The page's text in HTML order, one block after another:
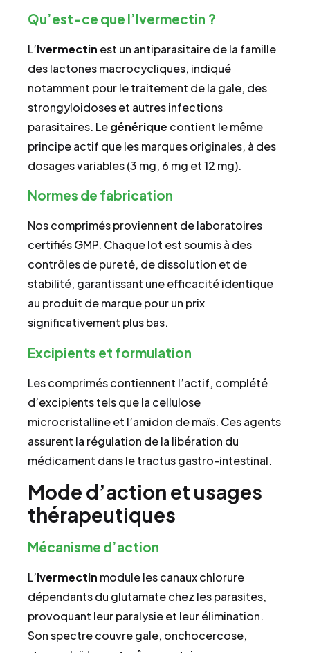
Qu’est-ce que l’Ivermectin ?
L’Ivermectin est un antiparasitaire de la famille
des lactones macrocycliques, indiqué
notamment pour le traitement de la gale, des
strongyloidoses et autres infections
parasitaires. Legénérique contient le même
principe actif que les marques originales, à des
dosages variables (3 mg, 6 mg et 12 mg).
Normes de fabrication
Nos comprimés proviennent de laboratoires
certifiés GMP. Chaque lot est soumis à des
contrôles de pureté, de dissolution et de
stabilité, garantissant une efficacité identique
au produit de marque pour un prix
significativement plus bas.
Excipients et formulation
Les comprimés contiennent l’actif, complété
d’excipients tels que la cellulose
microcristalline et l’amidon de maïs. Ces agents
assurent la régulation de la libération du
médicament dans le tractus gastro-intestinal.
Mode d’action et usages
thérapeutiques
Mécanisme d’action
L’Ivermectin module les canaux chlorure
dépendants du glutamate chez les parasites,
provoquant leur paralysie et leur élimination.
Son spectre couvre gale, onchocercose,